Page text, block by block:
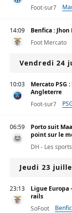
Foot-sur7
14:09
Benfica :
Foot Mercato
Vendredi 24
10:03
Mercato PSG
Angleterre
Foot-sur7
06:59
Porto suit
point sur le
DH - Les sports
Jeudi 23
23:13
Ligue Europa
rails
SoFoot